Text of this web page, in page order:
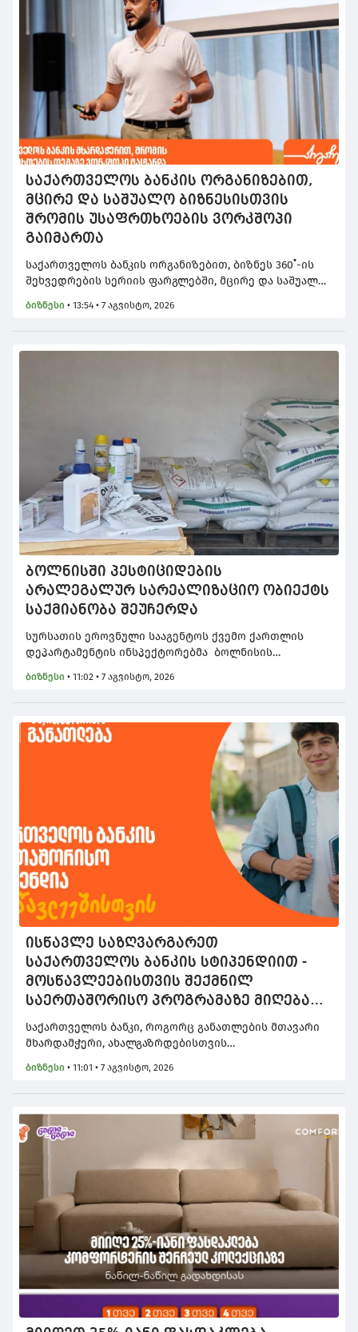
საქართველოს ბანკის ორგანიზებით,
მცირე და საშუალო ბიზნესისთვის
შრომის უსაფრთხოების ვორკშოპი
გაიმართა
საქართველოს ბანკის ორგანიზებით, ბიზნეს 360˚-ის
შეხვედრების სერიის ფარგლებში, მცირე და საშუალო
უსაფრთხოების თემაზე ვორკშოპი გაიმართა.
ბიზნესი • 13:54 • 7 აგვისტო, 2026
ბოლნისში პესტიციდების
არალეგალურ სარეალიზაციო ობიექტს
საქმიანობა შეუჩერდა
სურსათის ეროვნული სააგენტოს ქვემო ქართლის
დეპარტამენტის ინსპექტორებმა ბოლნისის
აგროქიმიკატების არალეგალური სარეალიზაციო
ობიექტი გამოავლინეს.
ბიზნესი • 11:02 • 7 აგვისტო, 2026
ისწავლე საზღვარგარეთ
საქართველოს ბანკის სტიპენდიით -
მოსწავლეებისთვის შექმნილ
საერთაშორისო პროგრამაზე მიღება
დაიწყო
საქართველოს ბანკი, როგორც განათლების მთავარი
მხარდამჭერი, ახალგაზრდებისთვის
ამიტომ, გაერთიანებული მსოფლიო სკოლების (UWC)
ორგანიზაციასთან თანამშრომლობის ფარგლებში,
ახორციელებს.
ბიზნესი • 11:01 • 7 აგვისტო, 2026